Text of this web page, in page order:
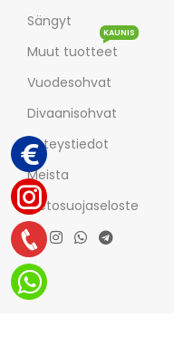
Sängyt
Muut tuotteet
KAUNIS
Vuodesohvat
Divaanisohvat
Yhteystiedot
Meista
Tietosuojaseloste